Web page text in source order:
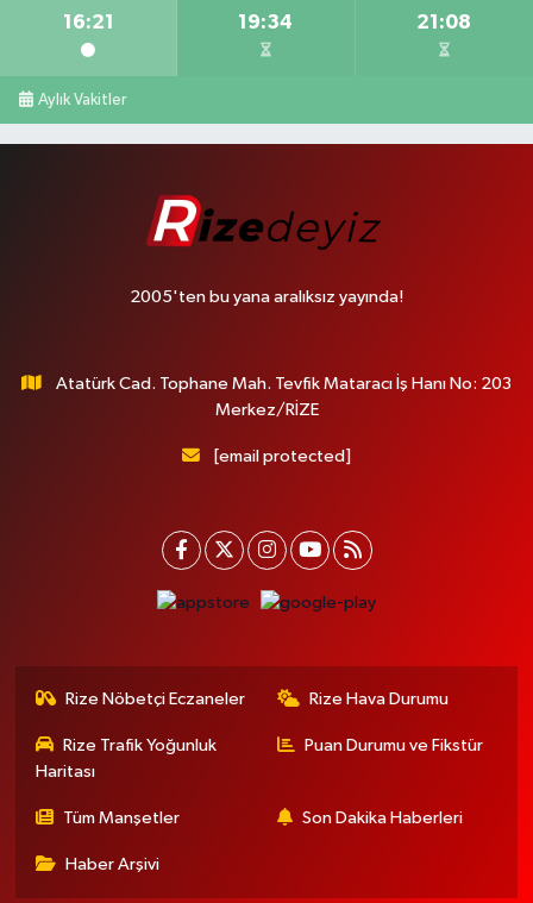
16:21 19:34 21:08
Aylık Vakitler
2005'ten bu yana aralıksız yayında!
Atatürk Cad. Tophane Mah. Tevfik Mataracı İş Hanı No: 203
Merkez/RİZE
[email protected]
Rize Nöbetçi Eczaneler Rize Hava Durumu
Rize Trafik Yoğunluk
Haritası
Puan Durumu ve Fikstür
Tüm Manşetler Son Dakika Haberleri
Haber Arşivi